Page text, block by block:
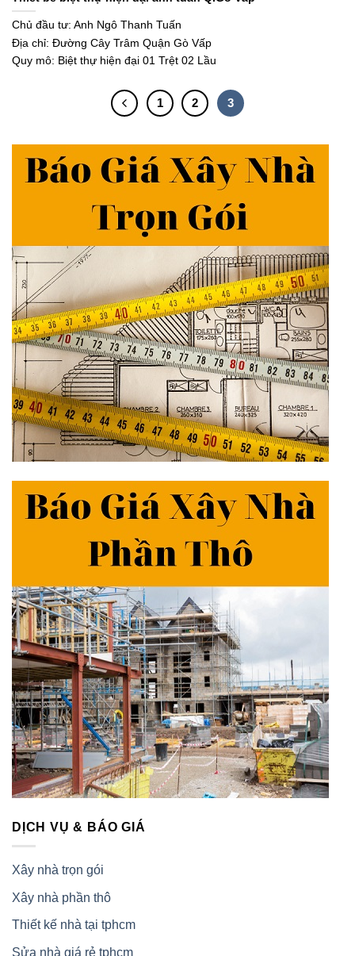
Chủ đầu tư: Anh Ngô Thanh Tuấn
Địa chỉ: Đường Cây Trâm Quận Gò Vấp
Quy mô: Biệt thự hiện đại 01 Trệt 02 Lầu
1 2 3
DỊCH VỤ & BÁO GIÁ
Xây nhà trọn gói
Xây nhà phần thô
Thiết kế nhà tại tphcm
Sửa nhà giá rẻ tphcm